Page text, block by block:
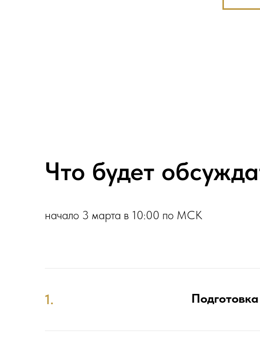
Что будет
начало 3 марта в 10:00 по МСК
1.